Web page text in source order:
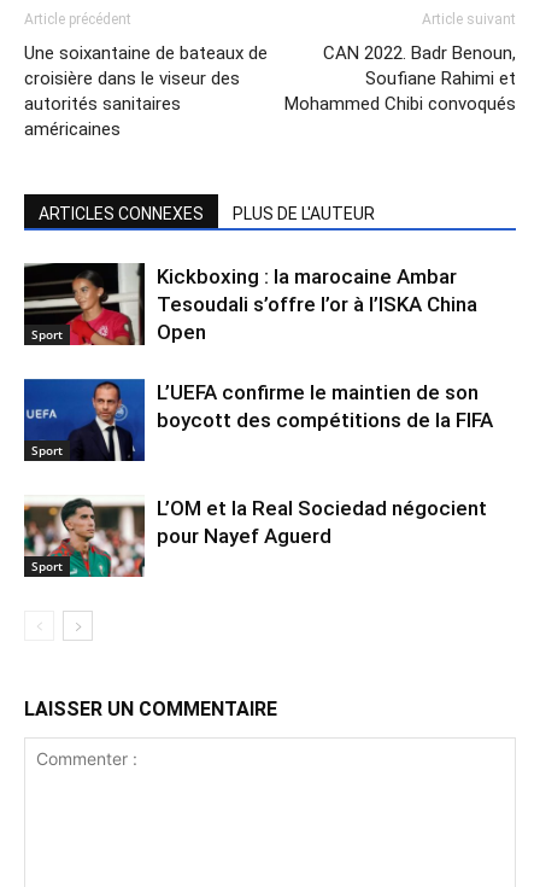
Article précédent
Une soixantaine de bateaux de
croisière dans le viseur des
autorités sanitaires
américaines
Article suivant
CAN 2022. Badr Benoun,
Soufiane Rahimi et
Mohammed Chibi convoqués
ARTICLES CONNEXES PLUS DE L'AUTEUR
Sport
Kickboxing : la marocaine Ambar
Tesoudali s’offre l’or à l’ISKA China
Open
Sport
L’UEFA confirme le maintien de son
boycott des compétitions de la FIFA
Sport
L’OM et la Real Sociedad négocient
pour Nayef Aguerd
LAISSER UN COMMENTAIRE